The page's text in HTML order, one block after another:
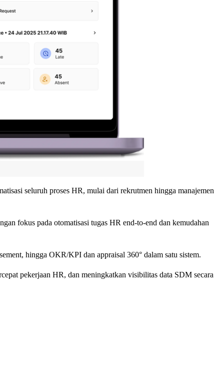
seluruh proses HR, mulai dari rekrutmen hingga manajemen
fokus pada otomatisasi tugas HR end-to-end dan kemudahan
hingga OKR/KPI dan appraisal 360° dalam satu sistem.
pekerjaan HR, dan meningkatkan visibilitas data SDM secara